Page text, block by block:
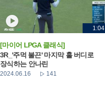
1:04
[마이어 LPGA 클래식]
3R_'주먹 불끈' 마지막 홀 버디로
장식하는 안나린
2024.06.16 141